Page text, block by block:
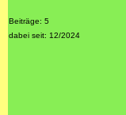
Beiträge: 5
dabei seit: 12/2024